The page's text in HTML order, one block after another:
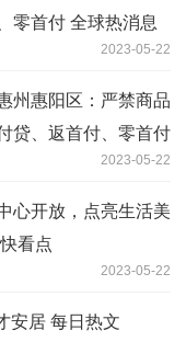
零首付 全球热消息
2023-05-22
州惠阳区：严禁商品
贷、返首付、零首付
2023-05-22
心开放，点亮生活美
看点
2023-05-22
安居 每日热文